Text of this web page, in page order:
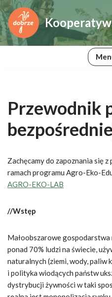
Przejdź
do
Przewodnik
Zachęcamy do zapoznania się
ramach programu Agro-Eko-
AGRO-EKO-LAB
//Wstęp
Małoobszarowe
ponad 70% ludzi na świecie,
naturalnych (ziemi, wody,
i polityka wiodących państw
dystrybucji żywności w taki